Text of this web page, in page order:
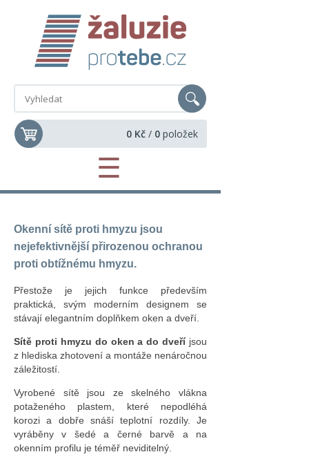
0 Kč / 0 položek
☰
Okenní sítě proti hmyzu jsou
nejefektivnější přirozenou ochranou
proti obtížnému hmyzu.
Přestože je jejich funkce především
praktická, svým moderním designem se
stávají elegantním doplňkem oken a dveří.
Sítě proti hmyzu do oken a do dveříjsou
z hlediska zhotovení a montáže nenáročnou
záležitostí.
Vyrobené sítě jsou ze skelného vlákna
potaženého plastem, které nepodléhá
korozi a dobře snáší teplotní rozdíly. Je
vyráběny v šedé a černé barvě a na
okenním profilu je téměř neviditelný.